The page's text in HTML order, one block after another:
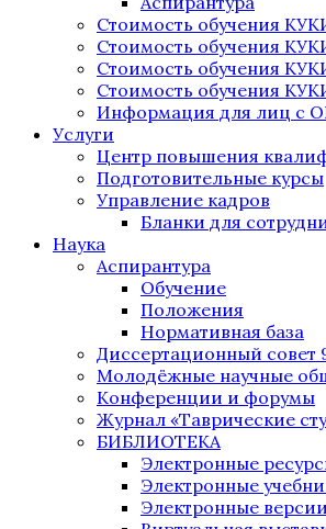
Стоимость обучения
Стоимость обучения
Стоимость обучения
Стоимость обучения
Информация для лиц с
Услуги
Центр повышения
Подготовительные курсы
Управление кадров
Бланки для
Наука
Аспирантура
Обучение
Положения
Нормативная база
Диссертационный совет
Молодёжные научные
Конференции и форумы
Журнал «Таврические
БИБЛИОТЕКА
Электронные
Электронные
Электронные